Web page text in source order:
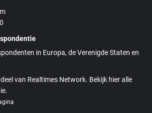
in Europa, de Verenigde Staten en
van Realtimes Network. Bekijk hier alle